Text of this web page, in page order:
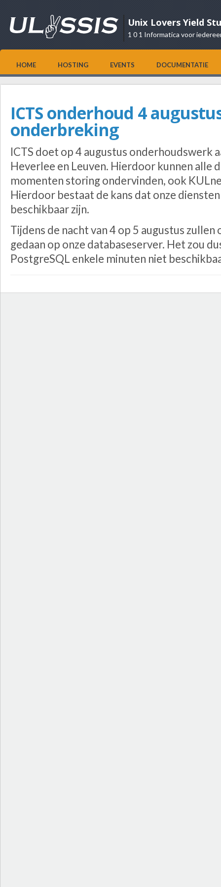
Unix Lovers Yield
1 0 1 Informatica voor
HOME HOSTING EVENTS DOCUMENTATIE
ICTS onderhoud 4
onderbreking
ICTS doet op 4 augustus onderhoudswerk
Heverlee en Leuven. Hierdoor kunnen alle
momenten storing ondervinden, ook
Hierdoor bestaat de kans dat onze
beschikbaar zijn.
Tijdens de nacht van 4 op 5 augustus
gedaan op onze databaseserver. Het zou
PostgreSQL enkele minuten niet